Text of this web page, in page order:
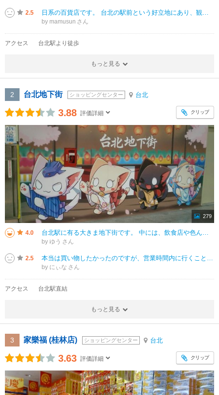
2.5 日系の百貨店です。 台北の駅前という好立地にあり、観光客もアクセスしやすいところだなと思いました。 日本人にも馴染みのあるコスメブランドもたくさんありましたが、このときのレートを考えると日本よりお高めに感じたの
by mamusun
アクセス 台北駅より徒歩
もっと見る
2 台北地下街 ショッピングセンター 台北
3.88 評価詳細 クリップ
279
4.0 台北駅に有る大きま地下街です。 中には、飲食店や色んなものを売っているお店など沢山入っています。 また、台北駅北側に駅から移動するときには地下街を通っていくと便利です、 中には、日本の文化でもあるガチャガチャが沢山並
by ゆう
2.5 本当は買い物したかったのですが、営業時間内に行くことができず空港行のMRTに乗車するために通っただけになります。お店の数は多く、朝早かったですが人も多く明るい雰囲気（電気もたくさんついていた）ので、次回は必ず買い物に行って
by にぃな
アクセス 台北駅直結
もっと見る
3 家樂福 (桂林店) ショッピングセンター 台北
3.63 評価詳細 クリップ